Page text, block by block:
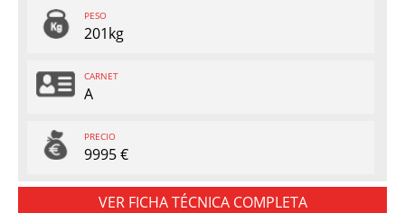
PESO
201kg
CARNET
A
PRECIO
9995 €
VER FICHA TÉCNICA COMPLETA